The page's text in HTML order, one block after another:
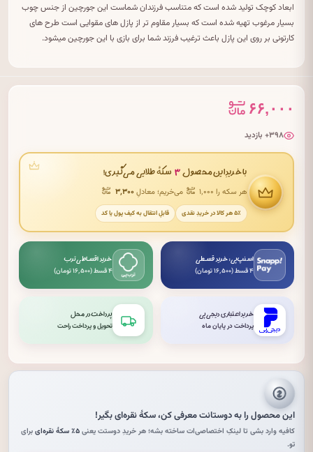
ابعاد کوچک تولید شده است که متناسب فرزندان شماست این جورچین از جنس چوب
بسیار مرغوب تهیه شده است که بسیار مقاوم تر از پازل های مقوایی است طرح های
کارتونی بر روی این پازل باعث ترغیب فرزند شما برای بازی با این جورچین میشود.
۶۶,۰۰۰
۳۹۸+ بازدید
با خریدِ این محصول ۳ سکهٔ طلایی می‌گیری!
هر سکه را ۱٬۰۰۰ می‌خریم؛ معادلِ۳٬۳۰۰
۵٪ هر کالا در خریدِ نقدی قابلِ انتقال به کیف پول یا کد
اسنپ‌پی: خرید قسطی
۴ قسط (۱۶٬۵۰۰ تومان)
خرید اقساطی ترب
۴ قسط (۱۶٬۵۰۰ تومان)
خرید اعتباری دیجی‌پی
پرداخت در پایان ماه
پرداخت در محل
تحویل و پرداخت راحت
این محصول را به دوستانت معرفی کن،سکهٔ نقره‌ایبگیر!
کافیه وارد بشی تا لینکِ اختصاصی‌ات ساخته بشه؛ هر خریدِ دوستت یعنی۵٪ سکهٔ نقره‌ای
برای
تو.